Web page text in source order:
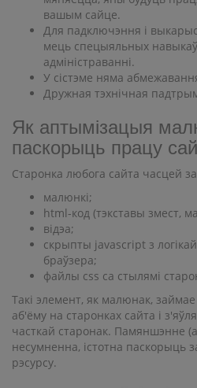
вашым сайце.
Для падключэння і
мець спецыяльных
адміністраванні.
У сістэме няма
Дружная тэхнічная
Як аптымізацыя
паскорыць працу
Старонка любога сайта часцей
малюнкі;
html-код (тэкставы змест,
відэа;
скрыпты javascript з
браўзера;
файлы css са стылямі
Такі элемент, як малюнак,
аб'ёму на старонках сайта і
часткай старонак. Памяншэнне
несумненна, істотна паскорыць
рэсурсу.